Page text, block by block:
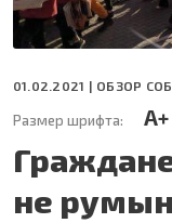
01.02.2021 | ОБЗОР
Размер шрифта: A+
не